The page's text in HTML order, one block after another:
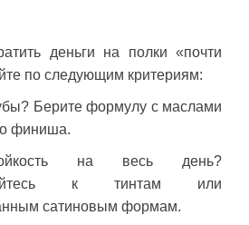
деньги на полки «почти
по следующим критериям:
Берите формулу с маслами
финиша.
на весь день?
к тинтам или
сатиновым формам.